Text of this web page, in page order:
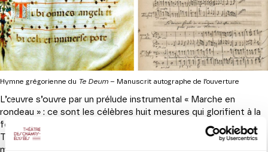
Hymne grégorienne du Te Deum – Manuscrit autographe de l’ouverture
L’œuvre s’ouvre par un prélude instrumental « Marche en
rondeau » : ce sont les célèbres huit mesures qui glorifient à la
fois le Roi des Cieux et son lieutenant sur terre, Louis XIV.
Trompettes, hautbois et timbales rehaussent de leur éclat
majestueux les phrases musicales.